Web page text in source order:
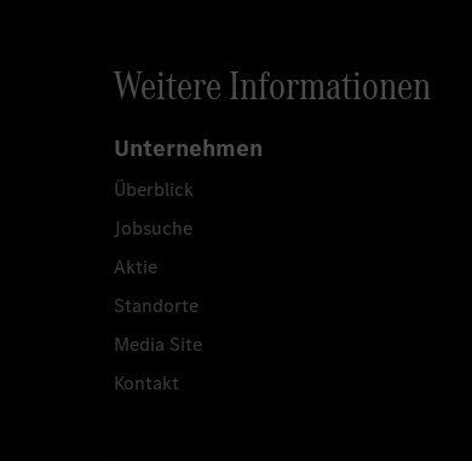
Weitere Informationen
Unternehmen
Überblick
Jobsuche
Aktie
Standorte
Media Site
Kontakt